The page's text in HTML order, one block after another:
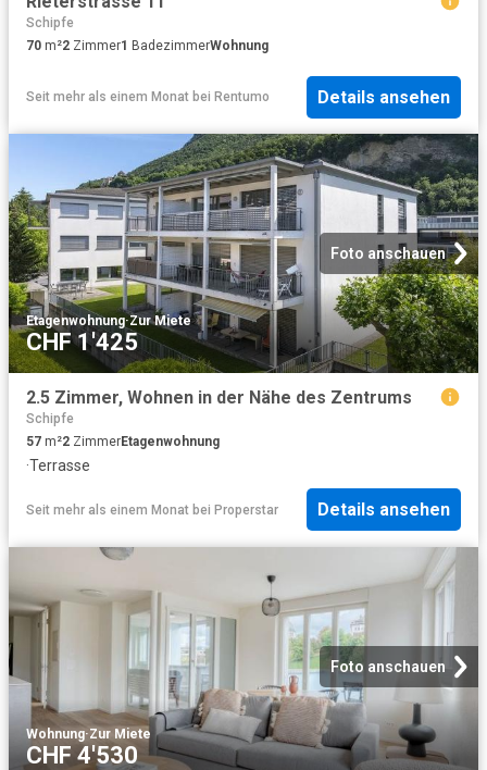
Schipfe
70 m²2 Zimmer1 BadezimmerWohnung
Seit mehr als einem Monat bei Rentumo Details ansehen
Foto anschauen
Etagenwohnung·Zur Miete
CHF 1'425
2.5 Zimmer, Wohnen in der Nähe des Zentrums
Schipfe
57 m²2 ZimmerEtagenwohnung
·Terrasse
Seit mehr als einem Monat bei Properstar Details ansehen
Foto anschauen
Wohnung·Zur Miete
CHF 4'530